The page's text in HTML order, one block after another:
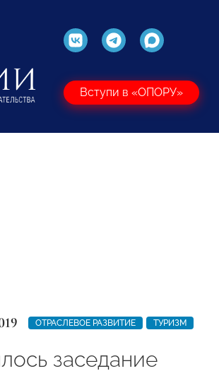
Вступи в «ОПОРУ»
ОТРАСЛЕВОЕ РАЗВИТИЕ ТУРИЗМ
заседание